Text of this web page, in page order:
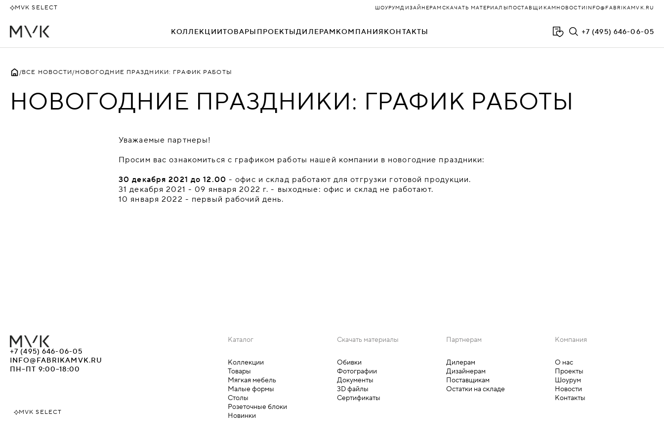
MVK SELECT ШОУРУМДИЗАЙНЕРАМСКАЧАТЬ МАТЕРИАЛЫ ПОСТАВЩИКАМНОВОСТИ INFO@FABRIKAMVK.RU
КОЛЛЕКЦИИ
ВСЕ
АЛЕКТО
БЕНТЛИ
БОССО
ЗАРА
МАТРИКС
ОКСФОРД
РАЙТ
ХОЛЛ
ТОВАРЫ ПРОЕКТЫДИЛЕРАМКОМПАНИЯКОНТАКТЫ +7 (495) 646-06-05
ВСЕ НОВОСТИ НОВОГОДНИЕ ПРАЗДНИКИ: ГРАФИК РАБОТЫ
НОВОГОДНИЕ ПРАЗДНИКИ: ГРАФИК РАБОТЫ
Уважаемые партнеры!
Просим вас ознакомиться с графиком работы нашей компании в новогодние праздники:
30 декабря 2021 до 12.00 - офис и склад работают для отгрузки готовой продукции.
31 декабря 2021 - 09 января 2022 г. - выходные: офис и склад не работают.
10 января 2022 - первый рабочий день.
+7 (495) 646-06-05
INFO@FABRIKAMVK.RU
ПН–ПТ 9:00–18:00
MVK SELECT
Каталог
Коллекции
Товары
Мягкая мебель
Малые формы
Столы
Розеточные блоки
Новинки
Скачать материалы
Обивки
Фотографии
Документы
3D файлы
Сертификаты
Партнерам
Дилерам
Дизайнерам
Поставщикам
Остатки на складе
Компания
О нас
Проекты
Шоурум
Новости
Контакты